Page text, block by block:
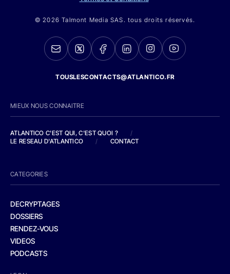
© 2026 Talmont Media SAS. tous droits réservés.
TOUSLESCONTACTS@ATLANTICO.FR
MIEUX NOUS CONNAITRE
ATLANTICO C'EST QUI, C'EST QUOI ?
/
LE RESEAU D'ATLANTICO
/ CONTACT
CATEGORIES
DECRYPTAGES
DOSSIERS
RENDEZ-VOUS
VIDEOS
PODCASTS